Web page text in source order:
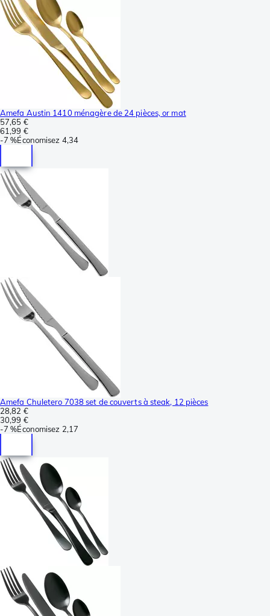
Amefa Austin 1410 ménagère de 24 pièces, or mat
57,65 €
61,99 €
-7 %Économisez 4,34
Amefa Chuletero 7038 set de couverts à steak, 12 pièces
28,82 €
30,99 €
-7 %Économisez 2,17